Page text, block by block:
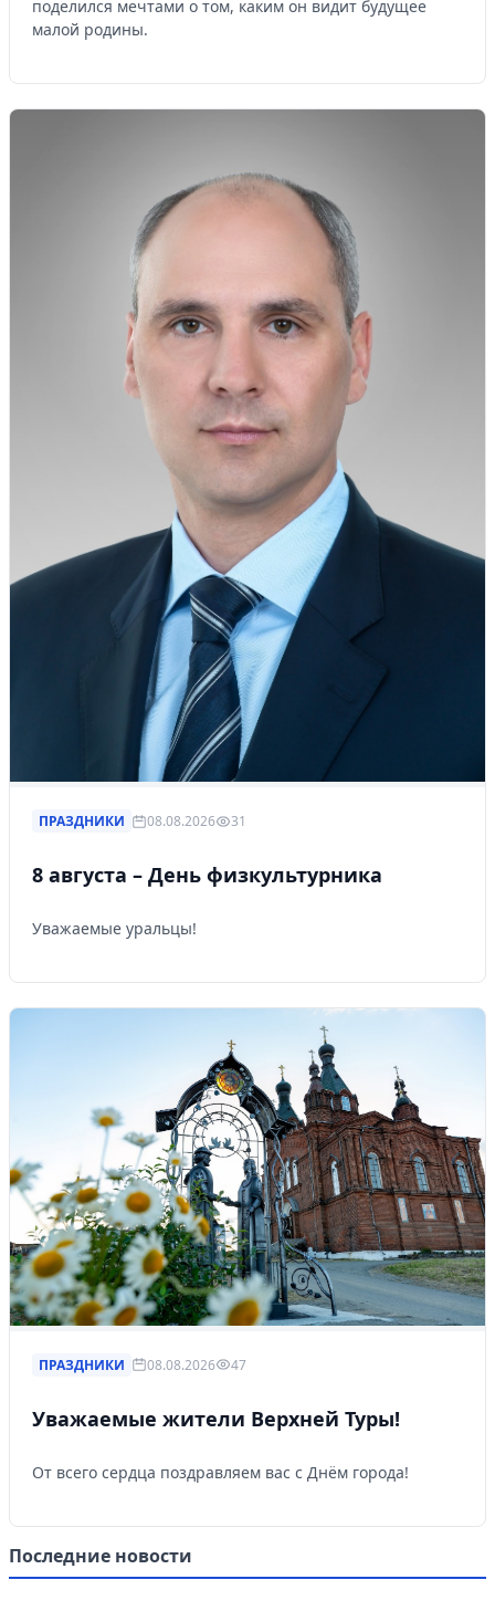
поделился мечтами о том, каким он видит будущее
малой родины.
ПРАЗДНИКИ 08.08.2026 31
8 августа – День физкультурника
Уважаемые уральцы!
ПРАЗДНИКИ 08.08.2026 47
Уважаемые жители Верхней Туры!
От всего сердца поздравляем вас с Днём города!
Последние новости